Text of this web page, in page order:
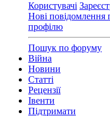
Користувачі
Нові повідомлення
профілю
Пошук по форуму
Війна
Новини
Статті
Рецензії
Івенти
Підтримати